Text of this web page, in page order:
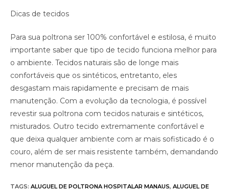
Dicas de tecidos
Para sua poltrona ser 100% confortável e estilosa, é muito
importante saber que tipo de tecido funciona melhor para
o ambiente. Tecidos naturais são de longe mais
confortáveis que os sintéticos, entretanto, eles
desgastam mais rapidamente e precisam de mais
manutenção. Com a evolução da tecnologia, é possível
revestir sua poltrona com tecidos naturais e sintéticos,
misturados. Outro tecido extremamente confortável e
que deixa qualquer ambiente com ar mais sofisticado é o
couro, além de ser mais resistente também, demandando
menor manutenção da peça.
TAGS: ALUGUEL DE POLTRONA HOSPITALAR MANAUS, ALUGUEL DE